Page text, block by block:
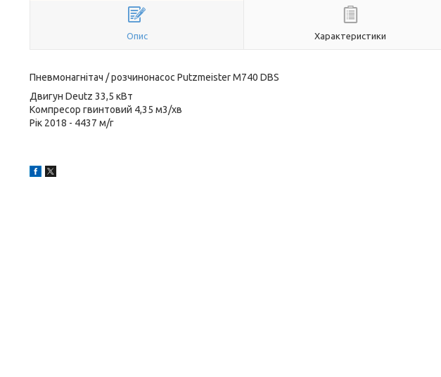
Опис Характеристики
Пневмонагнітач / розчинонасос Putzmeister M740 DBS
Двигун Deutz 33,5 кВт
Компресор гвинтовий 4,35 м3/хв
Рік 2018 - 4437 м/г